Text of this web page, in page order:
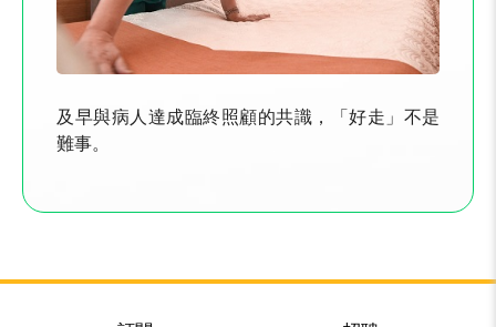
及早與病人達成臨終照顧的共識，「好走」不是
難事。